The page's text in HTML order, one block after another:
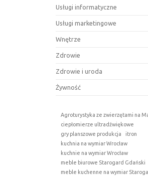
Usługi informatyczne
Usługi marketingowe
Wnętrze
Zdrowie
Zdrowie i uroda
Żywność
Agroturystyka ze zwierzętami na
ciepłomierze ultradźwiękowe
gry planszowe produkcja
itron
kuchnia na wymiar Wrocław
kuchnie na wymiar Wrocław
meble biurowe Starogard Gdański
meble kuchenne na wymiar